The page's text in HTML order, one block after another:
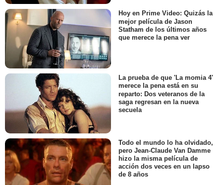
Hoy en Prime Video: Quizás la
mejor película de Jason
Statham de los últimos años
que merece la pena ver
La prueba de que 'La momia 4'
merece la pena está en su
reparto: Dos veteranos de la
saga regresan en la nueva
secuela
Todo el mundo lo ha olvidado,
pero Jean-Claude Van Damme
hizo la misma película de
acción dos veces en un lapso
de 8 años